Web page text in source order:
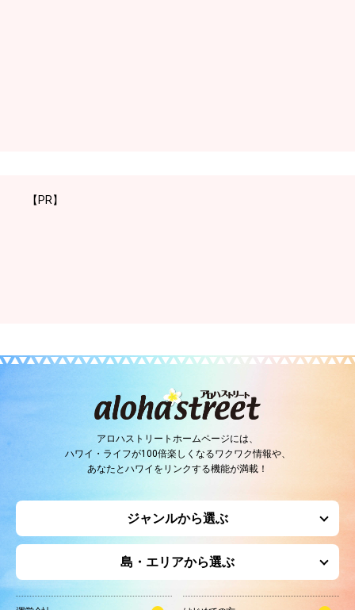
【PR】
アロハストリートホームページには、
ハワイ・ライフが100倍楽しくなるワクワク情報や、
あなたとハワイをリンクする機能が満載！
ジャンルから選ぶ
島・エリアから選ぶ